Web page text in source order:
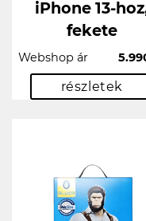
iPhone 13-
fekete
Webshop ár
részletek